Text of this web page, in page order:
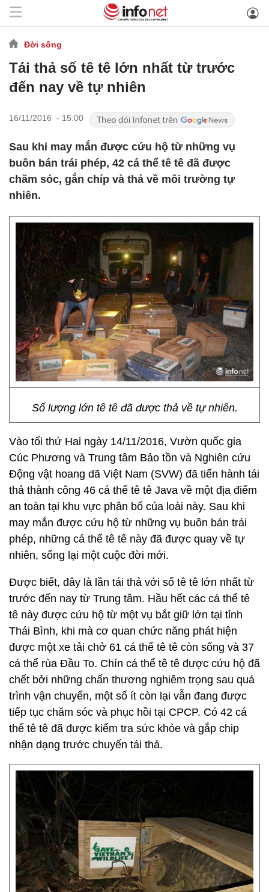
Đời sống
Tái thả số tê tê lớn nhất từ trước
đến nay về tự nhiên
16/11/2016 - 15:00
Sau khi may mắn được cứu hộ từ những vụ
buôn bán trái phép, 42 cá thể tê tê đã được
chăm sóc, gắn chíp và thả về môi trường tự
nhiên.
Số lượng lớn tê tê đã được thả về tự nhiên.
Vào tối thứ Hai ngày 14/11/2016, Vườn quốc gia
Cúc Phương và Trung tâm Bảo tồn và Nghiên cứu
Động vật hoang dã Việt Nam (SVW) đã tiến hành tái
thả thành công 46 cá thể tê tê Java về một địa điểm
an toàn tại khu vực phân bố của loài này. Sau khi
may mắn được cứu hộ từ những vụ buôn bán trái
phép, những cá thể tê tê này đã được quay về tự
nhiên, sống lại một cuộc đời mới.
Được biết, đây là lần tái thả với số tê tê lớn nhất từ
trước đến nay từ Trung tâm. Hầu hết các cá thể tê
tê này được cứu hộ từ một vụ bắt giữ lớn tại tỉnh
Thái Bình, khi mà cơ quan chức năng phát hiện
được một xe tải chở 61 cá thể tê tê còn sống và 37
cá thể rùa Đầu To. Chín cá thể tê tê được cứu hộ đã
chết bởi những chấn thương nghiêm trọng sau quá
trình vận chuyển, một số ít còn lại vẫn đang được
tiếp tục chăm sóc và phục hồi tại CPCP. Có 42 cá
thể tê tê đã được kiểm tra sức khỏe và gắp chip
nhận dạng trước chuyến tái thả.